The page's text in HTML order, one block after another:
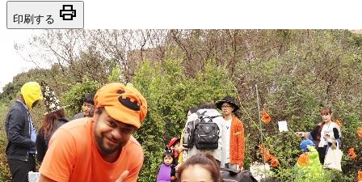
印刷する print